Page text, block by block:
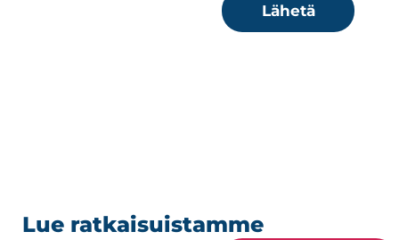
Lähetä
Lue ratkaisuistamme